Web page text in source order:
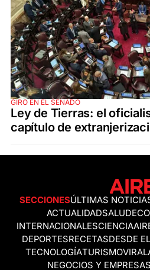
GIRO EN EL SENADO
Ley de Tierras: el
capítulo de
SECCIONESÚLTIMAS
ACTUALIDADSALUD
INTERNACIONALESCIENCIA
DEPORTESRECETASDESDE
TECNOLOGÍATURISMOVIRAL
NEGOCIOS Y EMPRESAS